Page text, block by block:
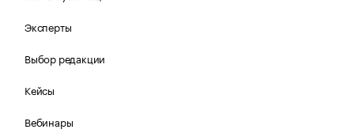
Эксперты
Выбор редакции
Кейсы
Вебинары